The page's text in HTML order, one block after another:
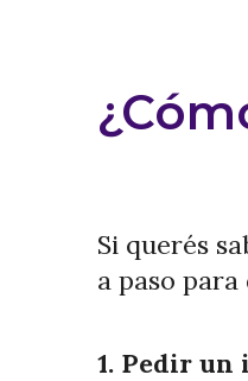
Si querés
a paso
1. Pedir